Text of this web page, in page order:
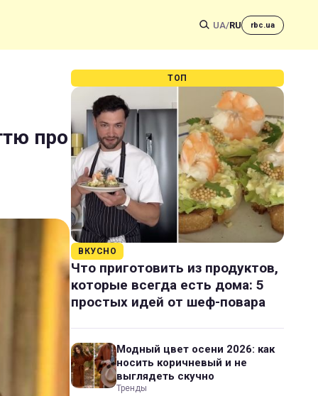
UA/RU rbc.ua
про
ТОП
ВКУСНО
Что приготовить из продуктов,
которые всегда есть дома: 5
простых идей от шеф-повара
Модный цвет осени 2026: как
носить коричневый и не
выглядеть скучно
Тренды